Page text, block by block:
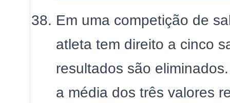
Em uma competição de
atleta tem direito a cinco
resultados são
a média dos três valores